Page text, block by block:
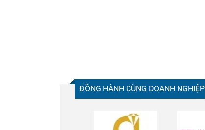
ĐỒNG HÀNH CÙNG DOANH NGHIỆP